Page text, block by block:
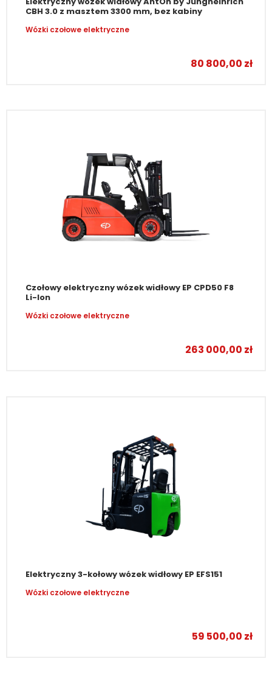
CBH 3.0 z masztem 3300 mm, bez kabiny
Wózki czołowe elektryczne
80 800,00 zł
Czołowy elektryczny wózek widłowy EP CPD50 F8
Li-Ion
Wózki czołowe elektryczne
263 000,00 zł
Elektryczny 3-kołowy wózek widłowy EP EFS151
Wózki czołowe elektryczne
59 500,00 zł